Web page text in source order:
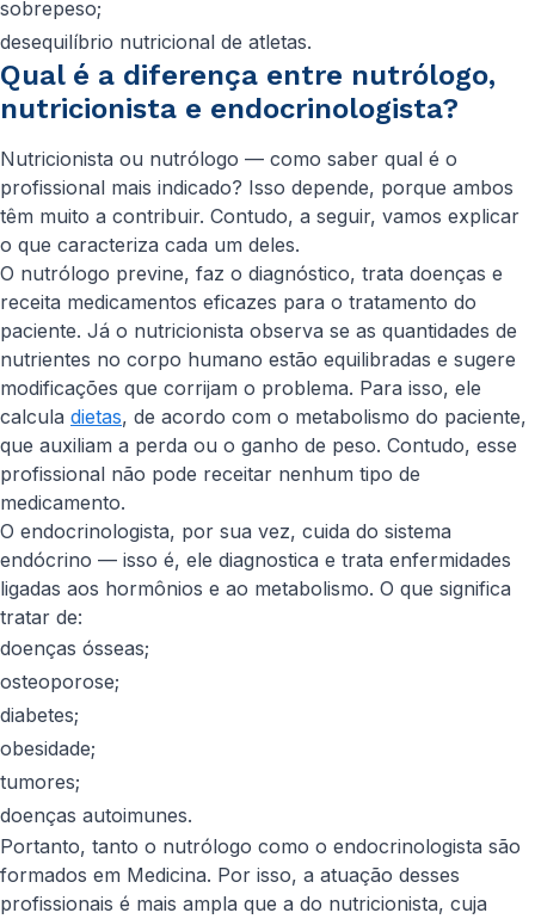
sobrepeso;
desequilíbrio nutricional de atletas.
Qual é a diferença entre nutrólogo,
nutricionista e endocrinologista?
Nutricionista ou nutrólogo — como saber qual é o
profissional mais indicado? Isso depende, porque ambos
têm muito a contribuir. Contudo, a seguir, vamos explicar
o que caracteriza cada um deles.
O nutrólogo previne, faz o diagnóstico, trata doenças e
receita medicamentos eficazes para o tratamento do
paciente. Já o nutricionista observa se as quantidades de
nutrientes no corpo humano estão equilibradas e sugere
modificações que corrijam o problema. Para isso, ele
calcula dietas, de acordo com o metabolismo do paciente,
que auxiliam a perda ou o ganho de peso. Contudo, esse
profissional não pode receitar nenhum tipo de
medicamento.
O endocrinologista, por sua vez, cuida do sistema
endócrino — isso é, ele diagnostica e trata enfermidades
ligadas aos hormônios e ao metabolismo. O que significa
tratar de:
doenças ósseas;
osteoporose;
diabetes;
obesidade;
tumores;
doenças autoimunes.
Portanto, tanto o nutrólogo como o endocrinologista são
formados em Medicina. Por isso, a atuação desses
profissionais é mais ampla que a do nutricionista, cuja